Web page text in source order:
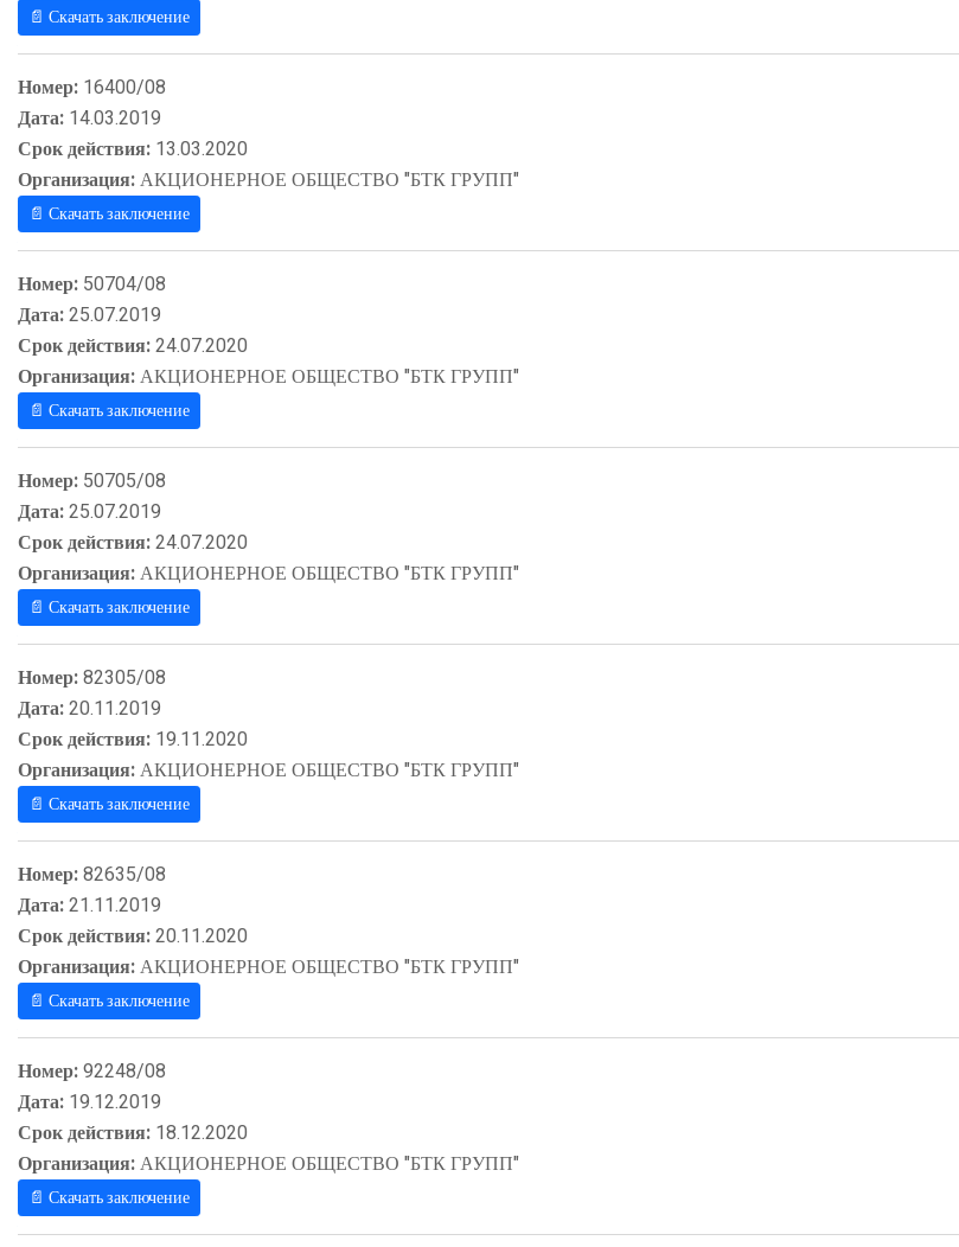
📄 Скачать заключение
Номер: 16400/08
Дата: 14.03.2019
Срок действия: 13.03.2020
Организация:АКЦИОНЕРНОЕ ОБЩЕСТВО "БТК ГРУПП"
📄 Скачать заключение
Номер: 50704/08
Дата:25.07.2019
Срок действия:24.07.2020
Организация:АКЦИОНЕРНОЕ ОБЩЕСТВО "БТК ГРУПП"
📄 Скачать заключение
Номер: 50705/08
Дата:25.07.2019
Срок действия:24.07.2020
Организация:АКЦИОНЕРНОЕ ОБЩЕСТВО "БТК ГРУПП"
📄 Скачать заключение
Номер:82305/08
Дата:20.11.2019
Срок действия: 19.11.2020
Организация:АКЦИОНЕРНОЕ ОБЩЕСТВО "БТК ГРУПП"
📄 Скачать заключение
Номер:82635/08
Дата:21.11.2019
Срок действия:20.11.2020
Организация:АКЦИОНЕРНОЕ ОБЩЕСТВО "БТК ГРУПП"
📄 Скачать заключение
Номер:92248/08
Дата: 19.12.2019
Срок действия: 18.12.2020
Организация:АКЦИОНЕРНОЕ ОБЩЕСТВО "БТК ГРУПП"
📄 Скачать заключение